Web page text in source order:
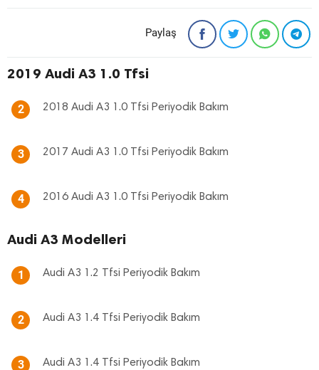
Paylaş
2019 Audi A3 1.0 Tfsi
2 2018 Audi A3 1.0 Tfsi Periyodik Bakım
3 2017 Audi A3 1.0 Tfsi Periyodik Bakım
4 2016 Audi A3 1.0 Tfsi Periyodik Bakım
Audi A3 Modelleri
1 Audi A3 1.2 Tfsi Periyodik Bakım
2 Audi A3 1.4 Tfsi Periyodik Bakım
3 Audi A3 1.4 Tfsi Periyodik Bakım